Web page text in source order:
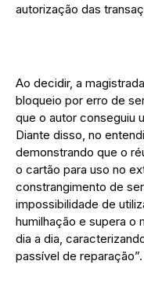
autorização das
Ao decidir, a
bloqueio por erro de
que o autor conseguiu
Diante disso, no
demonstrando que o
o cartão para uso no
constrangimento de
impossibilidade de
humilhação e supera o
dia a dia,
passível de reparação”.